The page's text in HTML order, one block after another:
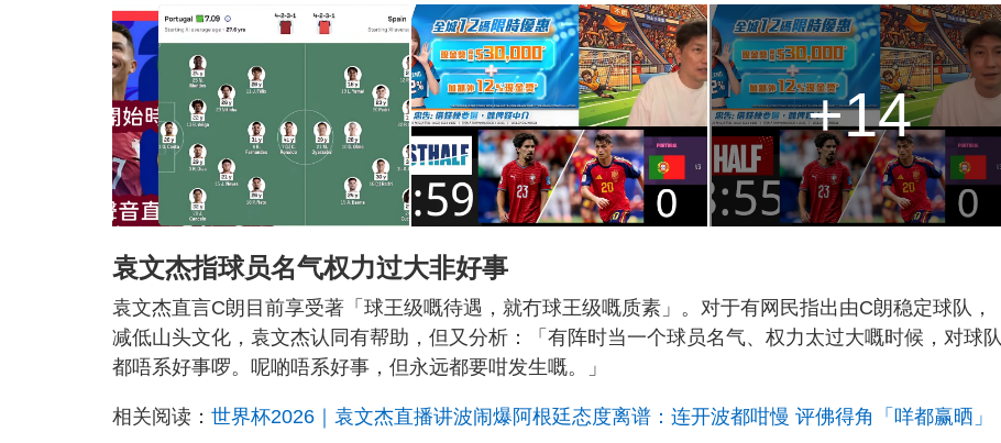
+14
袁文杰指球员名气权力过大非好事
袁文杰直言C朗目前享受著「球王级嘅待遇，就冇球王级嘅质素」。对于有网民指出由C朗稳定球队，
减低山头文化，袁文杰认同有帮助，但又分析：「有阵时当一个球员名气、权力太过大嘅时候，对球队
都唔系好事啰。呢啲唔系好事，但永远都要咁发生嘅。」
相关阅读： 世界杯2026｜袁文杰直播讲波闹爆阿根廷态度离谱：连开波都咁慢 评佛得角「咩都赢晒」